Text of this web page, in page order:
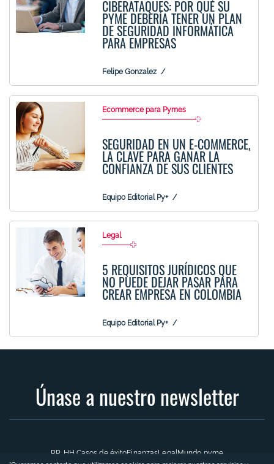
CIBERATAQUES: POR QUÉ SU
PYME DEBERÍA TENER UN PLAN
DE SEGURIDAD INFORMÁTICA
PARA EMPRESAS
Felipe Gonzalez
Ecommerce para Pymes
SEGURIDAD EN UN E-COMMERCE,
LA CLAVE PARA GANAR LA
CONFIANZA DE SUS CLIENTES
Equipo Editorial Py+
Legal
5 REQUISITOS JURÍDICOS QUE
NO PUEDE DEJAR PASAR PARA
CREAR EMPRESA EN COLOMBIA
Equipo Editorial Py+
Únase a nuestro newsletter
RR. HH. Casos de éxitoFinanzasLegalMundo pyme